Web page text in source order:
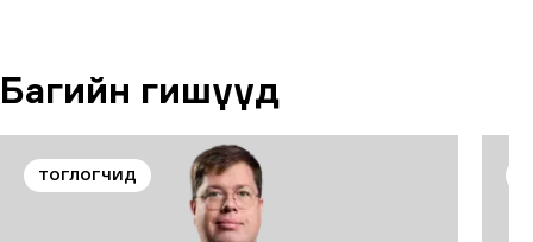
Багийн гишүүд
ТОГЛОГЧИД